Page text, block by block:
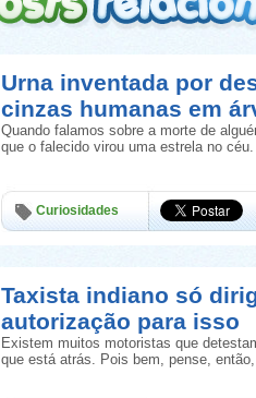
Urna inventada por
cinzas humanas em
Quando falamos sobre a morte de
que o falecido virou uma estrela no
Curiosidades
Taxista indiano só
autorização para isso
Existem muitos motoristas que
que está atrás. Pois bem, pense,